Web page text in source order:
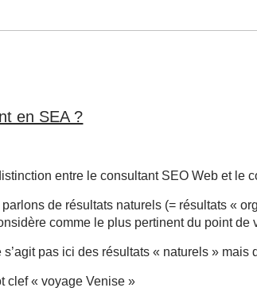
en SEA ?
entre le consultant SEO Web et le
de résultats naturels (= résultats «
comme le plus pertinent du point de
pas ici des résultats « naturels »
clef « voyage Venise »